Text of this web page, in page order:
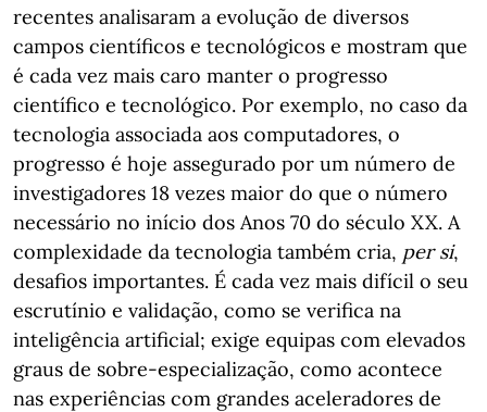
recentes analisaram a evolução de diversos
campos científicos e tecnológicos e mostram que
é cada vez mais caro manter o progresso
científico e tecnológico. Por exemplo, no caso da
tecnologia associada aos computadores, o
progresso é hoje assegurado por um número de
investigadores 18 vezes maior do que o número
necessário no início dos Anos 70 do século XX. A
complexidade da tecnologia também cria, per si,
desafios importantes. É cada vez mais difícil o seu
escrutínio e validação, como se verifica na
inteligência artificial; exige equipas com elevados
graus de sobre-especialização, como acontece
nas experiências com grandes aceleradores de